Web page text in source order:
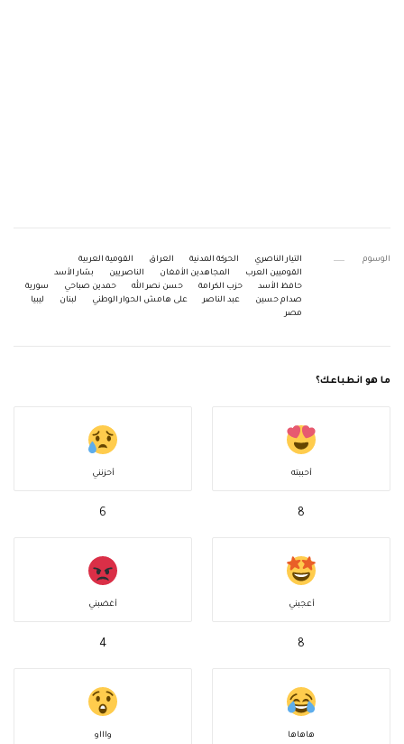
الوسوم التيار الناصري الحركة المدنية العراق
القومية العربية
القوميين العرب
المجاهدين الأفغان الناصريين
بشار الأسد
حافظ الأسد
حزب الكرامة حسن نصر الله حمدين صباحي
سورية
صدام حسين
عبد الناصر على هامش الحوار الوطني لبنان
ليبيا
مصر
ما هو انطباعك؟
أحببته
8
أحزنني
6
أعجبني
8
أغضبني
4
هاهاها واااو